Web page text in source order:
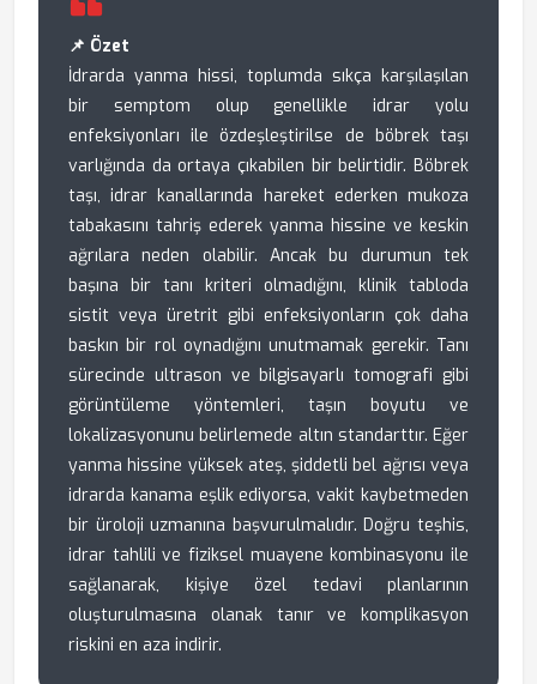
📌 Özet
İdrarda yanma hissi, toplumda sıkça karşılaşılan
bir semptom olup genellikle idrar yolu
enfeksiyonları ile özdeşleştirilse de böbrek taşı
varlığında da ortaya çıkabilen bir belirtidir. Böbrek
taşı, idrar kanallarında hareket ederken mukoza
tabakasını tahriş ederek yanma hissine ve keskin
ağrılara neden olabilir. Ancak bu durumun tek
başına bir tanı kriteri olmadığını, klinik tabloda
sistit veya üretrit gibi enfeksiyonların çok daha
baskın bir rol oynadığını unutmamak gerekir. Tanı
sürecinde ultrason ve bilgisayarlı tomografi gibi
görüntüleme yöntemleri, taşın boyutu ve
lokalizasyonunu belirlemede altın standarttır. Eğer
yanma hissine yüksek ateş, şiddetli bel ağrısı veya
idrarda kanama eşlik ediyorsa, vakit kaybetmeden
bir üroloji uzmanına başvurulmalıdır. Doğru teşhis,
idrar tahlili ve fiziksel muayene kombinasyonu ile
sağlanarak, kişiye özel tedavi planlarının
oluşturulmasına olanak tanır ve komplikasyon
riskini en aza indirir.